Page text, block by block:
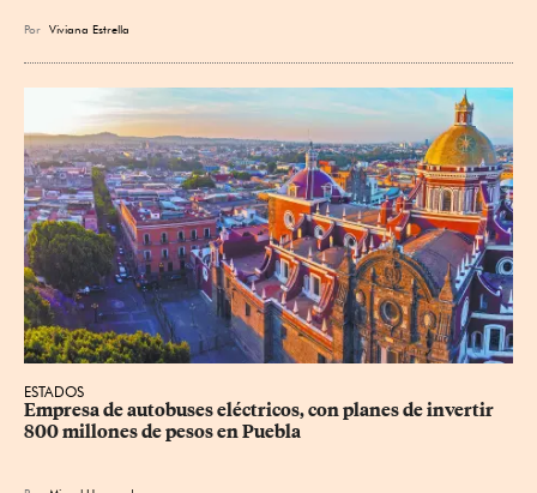
Por Viviana Estrella
ESTADOS
Empresa de autobuses eléctricos, con planes de invertir
800 millones de pesos en Puebla